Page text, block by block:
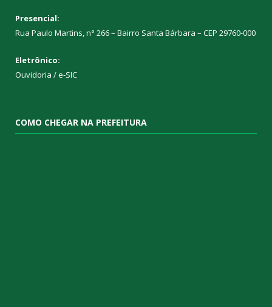
Presencial:
Rua Paulo Martins, n° 266 – Bairro Santa Bárbara – CEP 29760-000
Eletrônico:
Ouvidoria /e-SIC
COMO CHEGAR NA PREFEITURA